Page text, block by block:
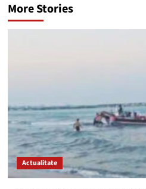
More Stories
Actualitate